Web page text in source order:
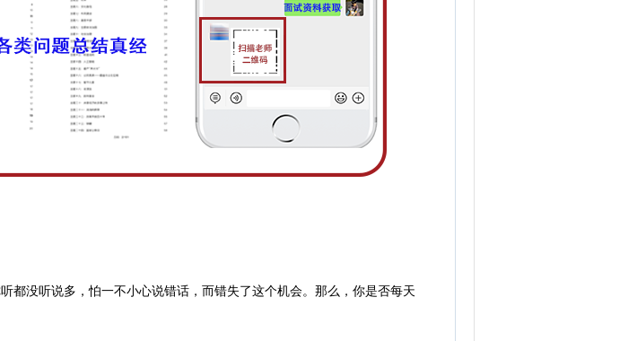
都没听说多，怕一不小心说错话，而错失了这个机会。那么，你是否每天